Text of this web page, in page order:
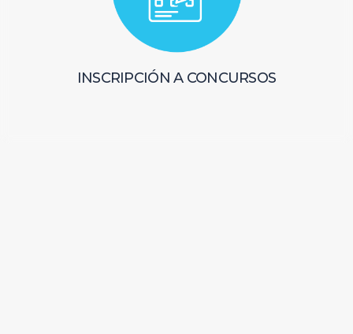
INSCRIPCIÓN A CONCURSOS